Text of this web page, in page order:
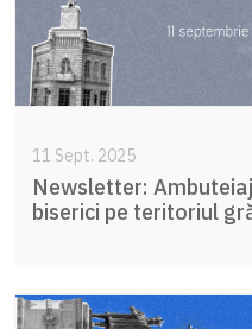
11 Sept. 2025
Newsletter:
biserici pe teritoriul